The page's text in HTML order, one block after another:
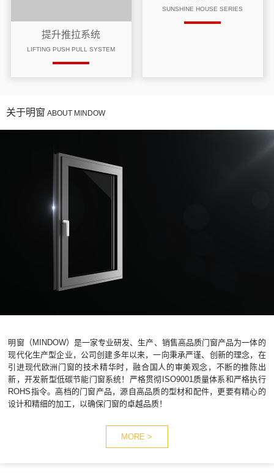
提升推拉系统
LIFTING PUSH PULL SYSTEM
SUNSHINE HOUSE SERIES
关于明窗 ABOUT MINDOW
明窗（MINDOW）是一家专业研发、生产、销售高品质门窗产品为一体的
现代化生产型企业，公司创建多年以来，一向秉承严谨、创新的理念，在
引进现代欧洲门窗的技术精华时，融合国人的审美观念，不断的推陈出
新，开发新型低碳节能门窗系统！严格贯彻ISO9001质量体系和严格执行
ROHS指令。高档的门窗产品，源自高品质的型材和配件，更要有精心的
设计和精细的加工，以确保门窗的卓越品质！
MORE >